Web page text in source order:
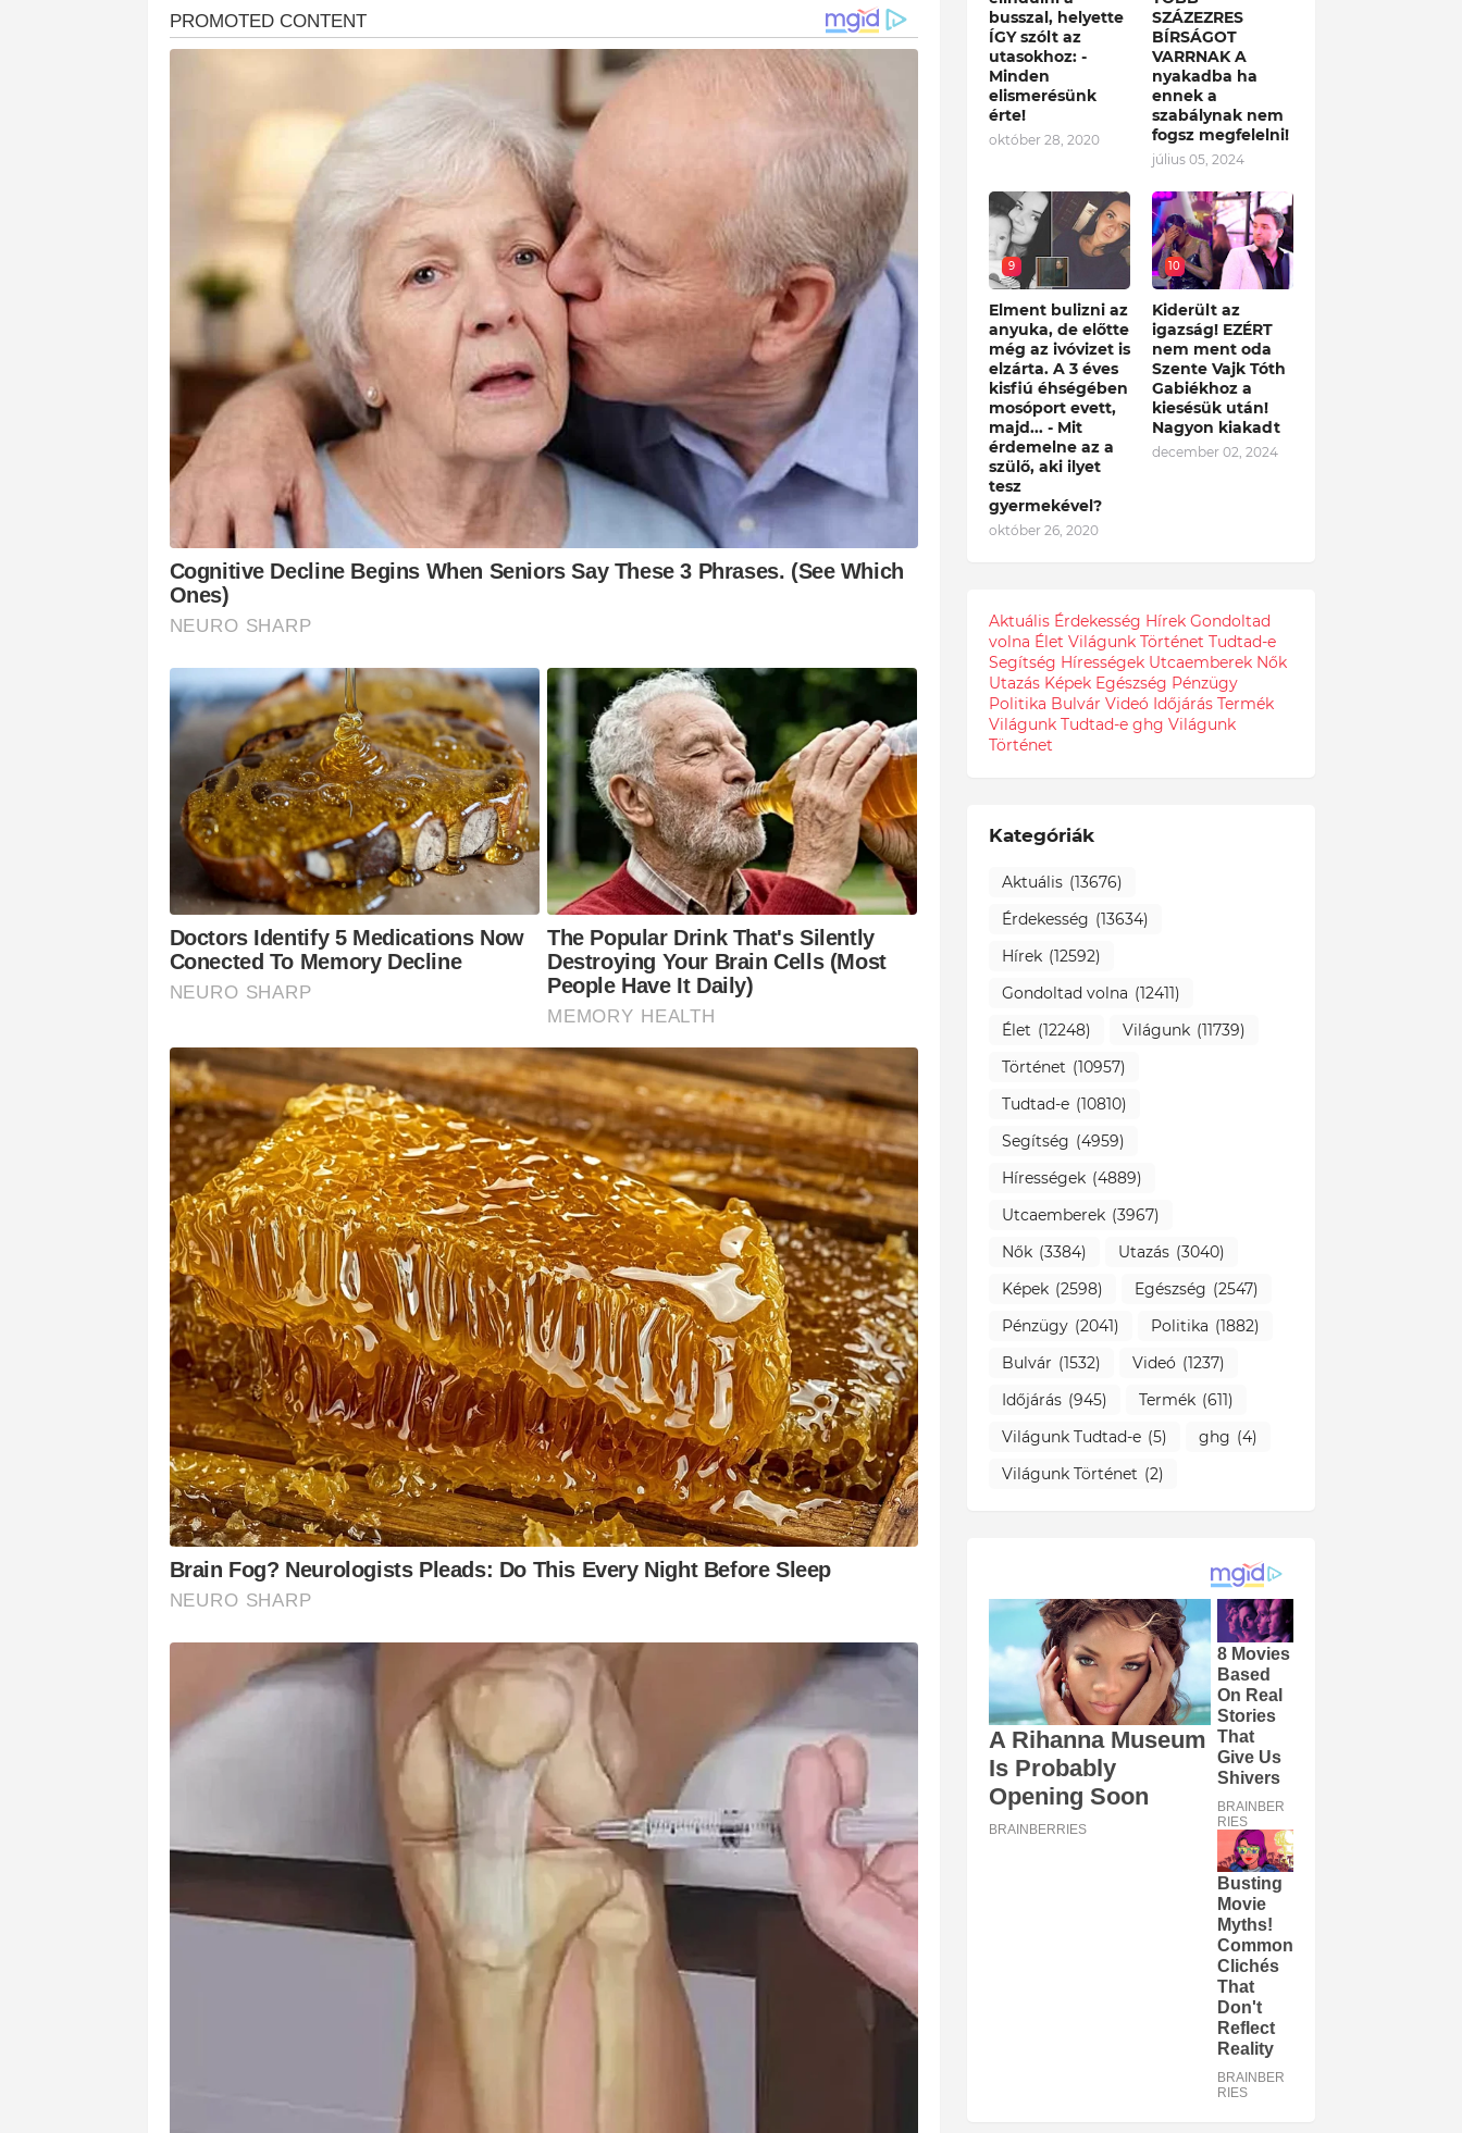
busszal, helyette
ÍGY szólt az
utasokhoz: -
Minden
elismerésünk
érte!
október 28, 2020
SZÁZEZRES
BÍRSÁGOT
VARRNAK A
nyakadba ha
ennek a
szabálynak nem
fogsz megfelelni!
július 05, 2024
9
Elment bulizni az
anyuka, de előtte
még az ivóvizet is
elzárta. A 3 éves
kisfiú éhségében
mosóport evett,
majd... - Mit
érdemelne az a
szülő, aki ilyet
tesz
gyermekével?
október 26, 2020
10
Kiderült az
igazság! EZÉRT
nem ment oda
Szente Vajk Tóth
Gabiékhoz a
kiesésük után!
Nagyon kiakadt
december 02, 2024
Aktuális Érdekesség Hírek Gondoltad
volna Élet Világunk Történet Tudtad-e
Segítség Hírességek Utcaemberek Nők
Utazás Képek Egészség Pénzügy
Politika Bulvár Videó Időjárás Termék
Világunk Tudtad-e ghg Világunk
Történet
Kategóriák
Aktuális (13676)
Érdekesség (13634)
Hírek (12592)
Gondoltad volna (12411)
Élet (12248) Világunk (11739)
Történet (10957)
Tudtad-e (10810)
Segítség (4959)
Hírességek (4889)
Utcaemberek (3967)
Nők (3384) Utazás (3040)
Képek (2598) Egészség (2547)
Pénzügy (2041) Politika (1882)
Bulvár (1532) Videó (1237)
Időjárás (945) Termék (611)
Világunk Tudtad-e (5) ghg (4)
Világunk Történet (2)